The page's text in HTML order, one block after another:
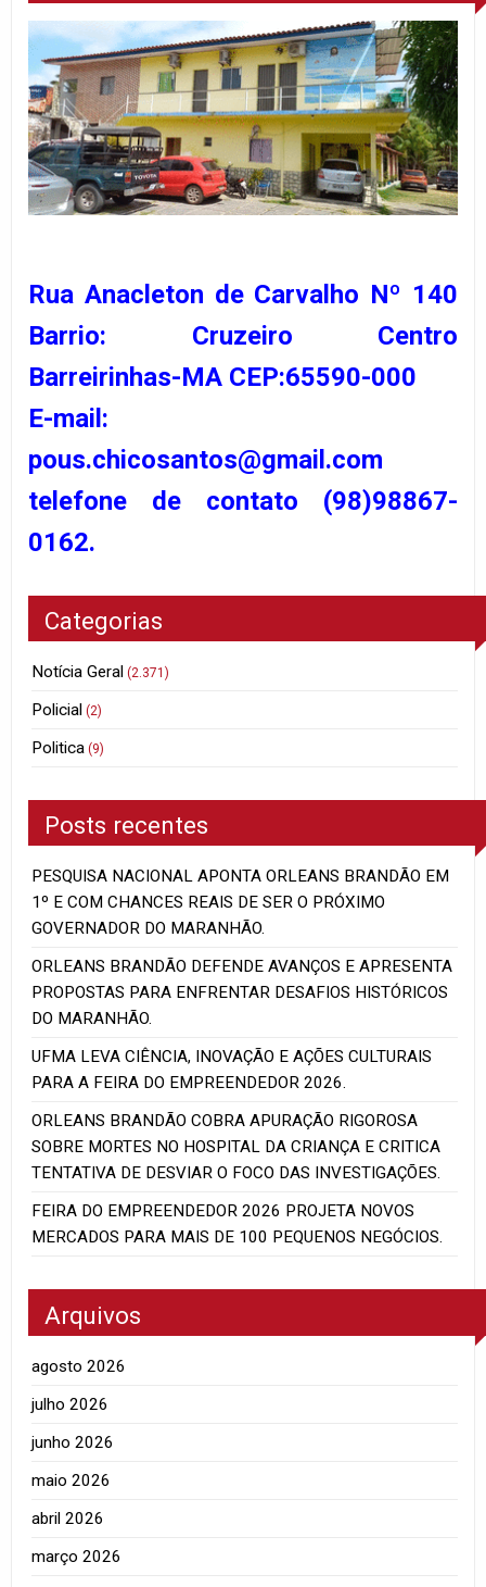
Rua Anacleton de Carvalho Nº 140
Barrio: Cruzeiro Centro
Barreirinhas-MA CEP:65590-000
E-mail:
pous.chicosantos@gmail.com
telefone de contato (98)98867-
0162.
Categorias
Notícia Geral (2.371)
Policial (2)
Politica (9)
Posts recentes
PESQUISA NACIONAL APONTA ORLEANS BRANDÃO EM
1º E COM CHANCES REAIS DE SER O PRÓXIMO
GOVERNADOR DO MARANHÃO.
ORLEANS BRANDÃO DEFENDE AVANÇOS E APRESENTA
PROPOSTAS PARA ENFRENTAR DESAFIOS HISTÓRICOS
DO MARANHÃO.
UFMA LEVA CIÊNCIA, INOVAÇÃO E AÇÕES CULTURAIS
PARA A FEIRA DO EMPREENDEDOR 2026.
ORLEANS BRANDÃO COBRA APURAÇÃO RIGOROSA
SOBRE MORTES NO HOSPITAL DA CRIANÇA E CRITICA
TENTATIVA DE DESVIAR O FOCO DAS INVESTIGAÇÕES.
FEIRA DO EMPREENDEDOR 2026 PROJETA NOVOS
MERCADOS PARA MAIS DE 100 PEQUENOS NEGÓCIOS.
Arquivos
agosto 2026
julho 2026
junho 2026
maio 2026
abril 2026
março 2026